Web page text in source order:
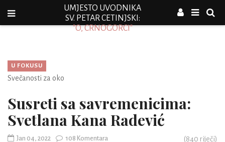
UMJESTO UVODNIKA
SV. PETAR CETINJSKI:
"O, CRNOGORCI"
U FOKUSU
Svečanosti za oko
Susreti sa savremenicima:
Svetlana Kana Radević
Jan 04, 2022 108 Komentara (840 riječi)